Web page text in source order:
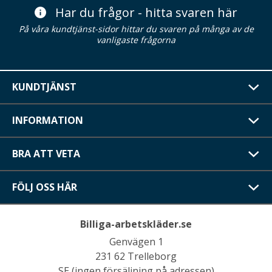
Har du frågor - hitta svaren här
På våra kundtjänst-sidor hittar du svaren på många av de
vanligaste frågorna
KUNDTJÄNST
INFORMATION
BRA ATT VETA
FÖLJ OSS HÄR
Billiga-arbetskläder.se
Genvägen 1
231 62 Trelleborg